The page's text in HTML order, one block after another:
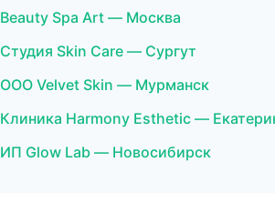
Beauty Spa Art — Москва
Студия Skin Care — Сургут
ООО Velvet Skin — Мурманск
Клиника Harmony Esthetic —
ИП Glow Lab — Новосибирск